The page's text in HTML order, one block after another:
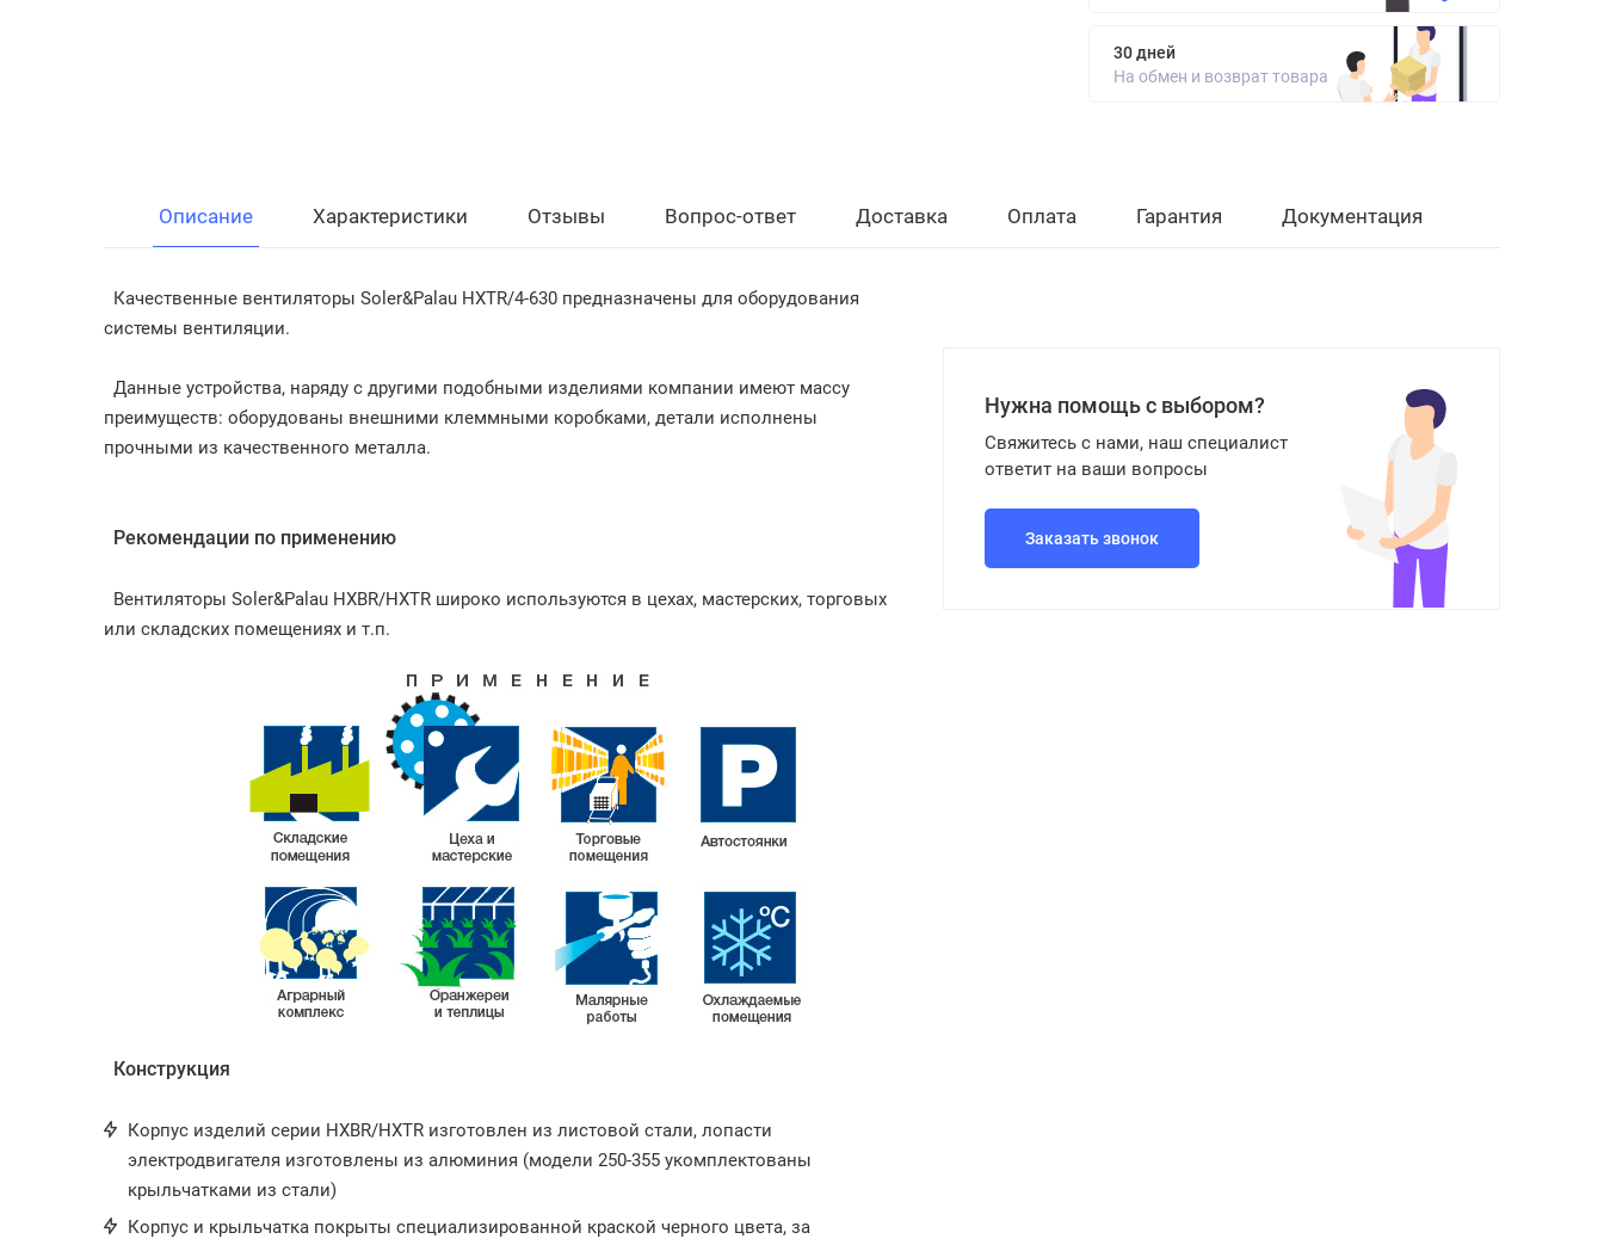
30 дней
На обмен и возврат товара
Описание Характеристики Отзывы Вопрос-ответ Доставка Оплата Гарантия Документация
Качественные вентиляторы Soler&Palau HXTR/4-630 предназначены для оборудования
системы вентиляции.
Данные устройства, наряду с другими подобными изделиями компании имеют массу
преимуществ: оборудованы внешними клеммными коробками, детали исполнены
прочными из качественного металла.
Рекомендации по применению
Вентиляторы Soler&Palau HXBR/HXTR широко используются в цехах, мастерских, торговых
или складских помещениях и т.п.
Конструкция
Корпус изделий серии HXBR/HXTR изготовлен из листовой стали, лопасти
электродвигателя изготовлены из алюминия (модели 250-355 укомплектованы
крыльчатками из стали)
Корпус и крыльчатка покрыты специализированной краской черного цвета, за
Нужна помощь с выбором?
Свяжитесь с нами, наш специалист
ответит на ваши вопросы
Заказать звонок